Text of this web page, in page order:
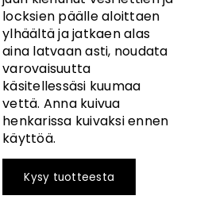
locksien päälle aloittaen
ylhäältä ja jatkaen alas
aina latvaan asti, noudata
varovaisuutta
käsitellessäsi kuumaa
vettä. Anna kuivua
henkarissa kuivaksi ennen
käyttöä.
Kysy tuotteesta